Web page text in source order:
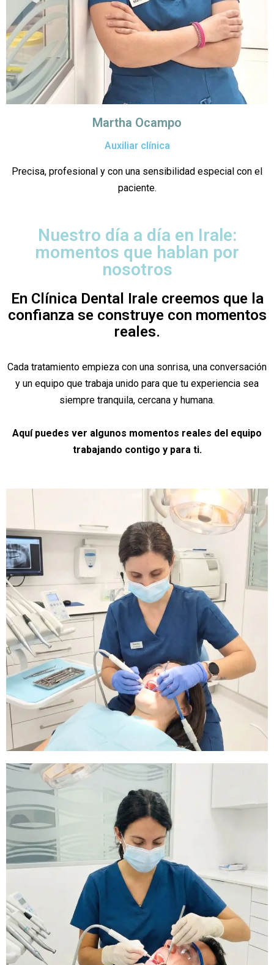
Martha Ocampo
Auxiliar clínica
Precisa, profesional y con una sensibilidad especial con el
paciente.
Nuestro día a día en Irale:
momentos que hablan por
nosotros
En Clínica Dental Irale creemos que la
confianza se construye con momentos
reales.
Cada tratamiento empieza con una sonrisa, una conversación
y un equipo que trabaja unido para que tu experiencia sea
siempre tranquila, cercana y humana.
Aquí puedes ver algunos momentos reales del equipo
trabajando contigo y para ti.